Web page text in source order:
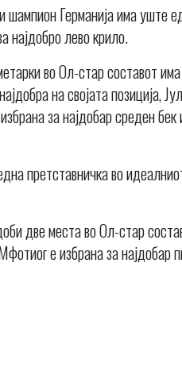
шампион Германија има уште
најдобро лево крило.
во Ол-стар составот
на својата позиција,
за најдобар среден
претставничка во
две места во Ол-стар
е избрана за најдобар